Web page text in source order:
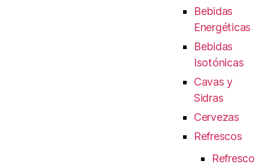
Bebidas
Energéticas
Bebidas
Isotónicas
Cavas y
Sidras
Cervezas
Refrescos
Refresco